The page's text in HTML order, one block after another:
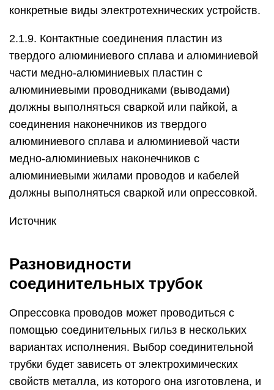
конкретные виды электротехнических устройств.
2.1.9. Контактные соединения пластин из
твердого алюминиевого сплава и алюминиевой
части медно-алюминиевых пластин с
алюминиевыми проводниками (выводами)
должны выполняться сваркой или пайкой, а
соединения наконечников из твердого
алюминиевого сплава и алюминиевой части
медно-алюминиевых наконечников с
алюминиевыми жилами проводов и кабелей
должны выполняться сваркой или опрессовкой.
Источник
Разновидности
соединительных трубок
Опрессовка проводов может проводиться с
помощью соединительных гильз в нескольких
вариантах исполнения. Выбор соединительной
трубки будет зависеть от электрохимических
свойств металла, из которого она изготовлена, и